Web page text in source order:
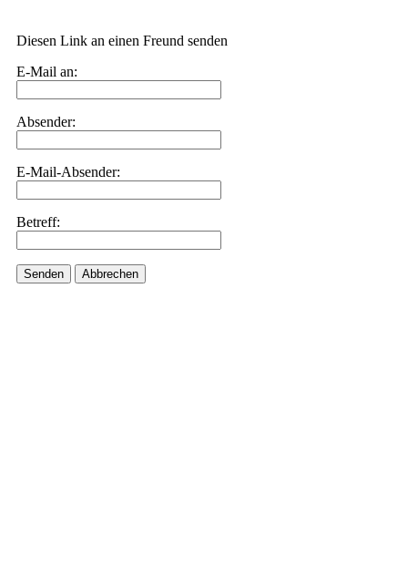
Diesen Link an einen Freund senden
E-Mail an:
Absender:
E-Mail-Absender:
Betreff:
Senden Abbrechen